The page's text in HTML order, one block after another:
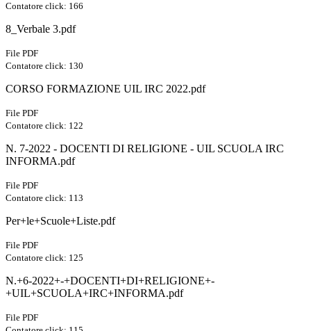
Contatore click: 166
8_Verbale 3.pdf
File PDF
Contatore click: 130
CORSO FORMAZIONE UIL IRC 2022.pdf
File PDF
Contatore click: 122
N. 7-2022 - DOCENTI DI RELIGIONE - UIL SCUOLA IRC
INFORMA.pdf
File PDF
Contatore click: 113
Per+le+Scuole+Liste.pdf
File PDF
Contatore click: 125
N.+6-2022+-+DOCENTI+DI+RELIGIONE+-
+UIL+SCUOLA+IRC+INFORMA.pdf
File PDF